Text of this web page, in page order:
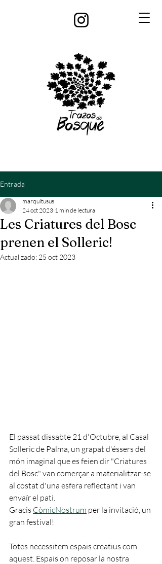
Entrada
Les Criatures del Bosc
prenen el Solleric!
marquitusus
24 oct 2023 1 min de lectura
Actualizado: 25 oct 2023
El passat dissabte 21 d'Octubre, al Casal
Solleric de Palma, un grapat d'éssers del
món imaginal que es feien dir "Criatures
del Bosc" van comerçar a materialitzar-se
al costat d'una esfera reflectant i van
envaïr el pati.
Gracis CòmicNostrum per la invitació, un
gran festival!
Totes necessitem espais creatius com
aquest. Espais on reposar la nostra